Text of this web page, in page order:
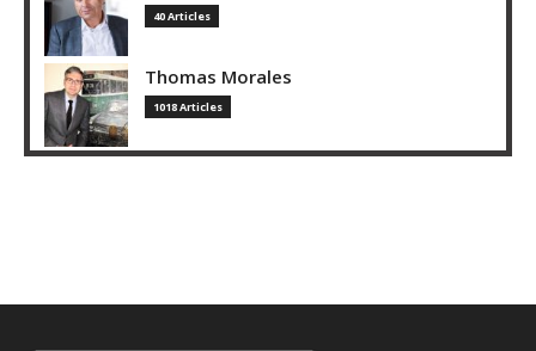
40 Articles
Thomas Morales
1018 Articles